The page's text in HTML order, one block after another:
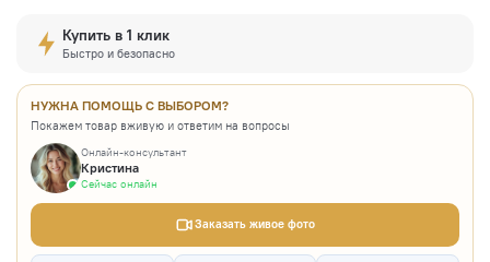
Купить в 1 клик
Быстро и безопасно
НУЖНА ПОМОЩЬ С ВЫБОРОМ?
Покажем товар вживую и ответим на вопросы
Онлайн-консультант
Кристина
Сейчас онлайн
Заказать живое фото